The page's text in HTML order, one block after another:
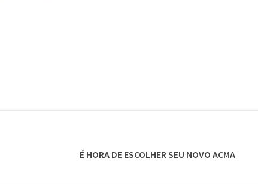
É HORA DE ESCOLHER SEU NOVO ACMA